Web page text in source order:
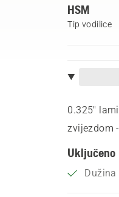
HSM
Tip vodilice
0.325"
zvijezdom
Uključeno